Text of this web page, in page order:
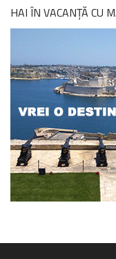
HAI ÎN VACANȚĂ CU